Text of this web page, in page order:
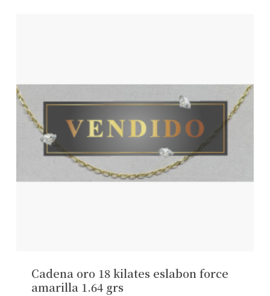
Cadena oro 18 kilates eslabon force
amarilla 1.64 grs